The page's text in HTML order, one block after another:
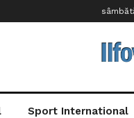
Sport International